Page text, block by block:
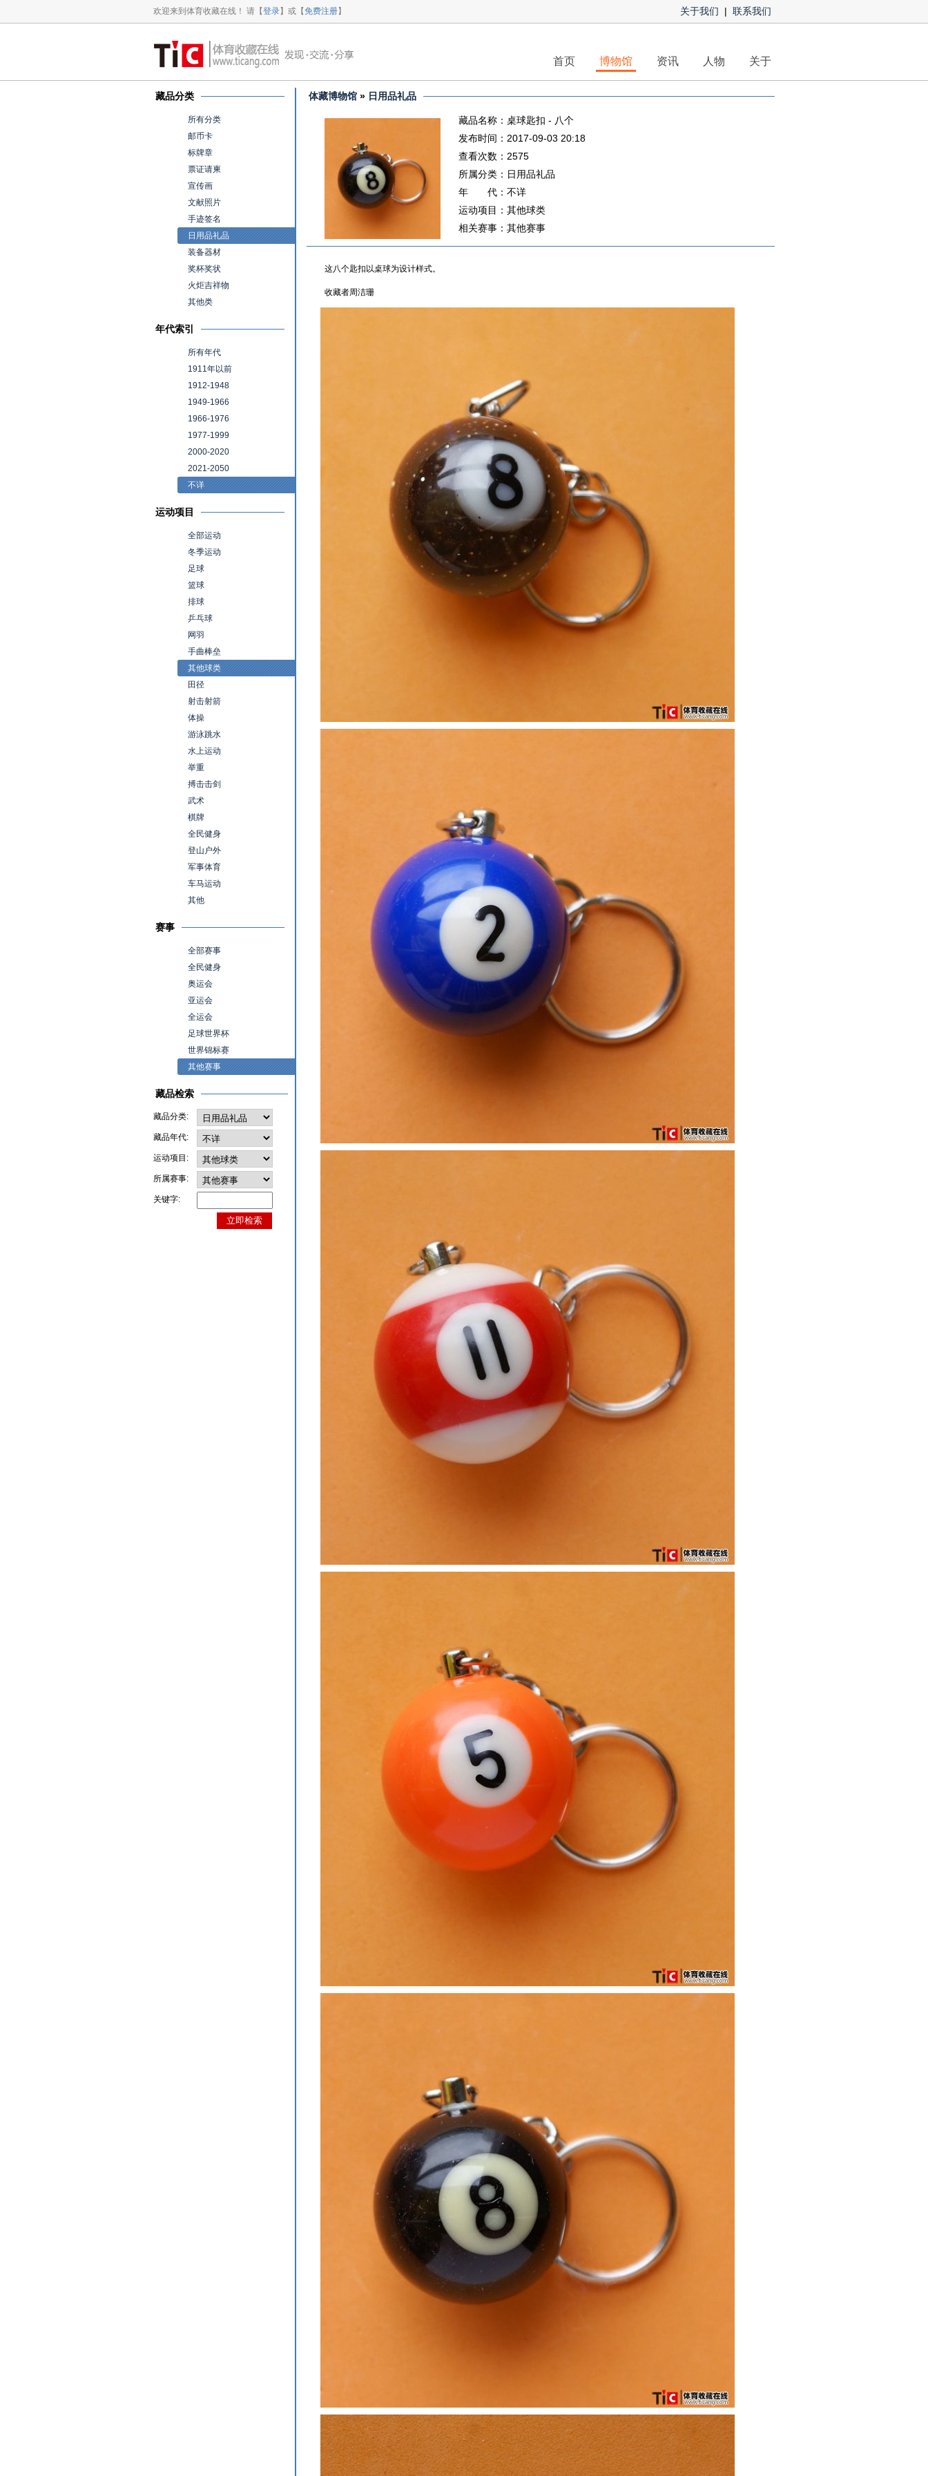
欢迎来到体育收藏在线！ 请【登录】或【免费注册】 关于我们 | 联系我们
首页 博物馆 资讯 人物 关于
藏品分类
所有分类
邮币卡
标牌章
票证请柬
宣传画
文献照片
手迹签名
日用品礼品
装备器材
奖杯奖状
火炬吉祥物
其他类
年代索引
所有年代
1911年以前
1912-1948
1949-1966
1966-1976
1977-1999
2000-2020
2021-2050
不详
运动项目
全部运动
冬季运动
足球
篮球
排球
乒乓球
网羽
手曲棒垒
其他球类
田径
射击射箭
体操
游泳跳水
水上运动
举重
搏击击剑
武术
棋牌
全民健身
登山户外
军事体育
车马运动
其他
赛事
全部赛事
全民健身
奥运会
亚运会
全运会
足球世界杯
世界锦标赛
其他赛事
藏品检索
藏品分类:
藏品年代:
运动项目:
所属赛事:
关键字:
体藏博物馆 » 日用品礼品
藏品名称：桌球匙扣 - 八个
发布时间：2017-09-03 20:18
查看次数：2575
所属分类：日用品礼品
年 代：不详
运动项目：其他球类
相关赛事：其他赛事
这八个匙扣以桌球为设计样式。
收藏者周洁珊